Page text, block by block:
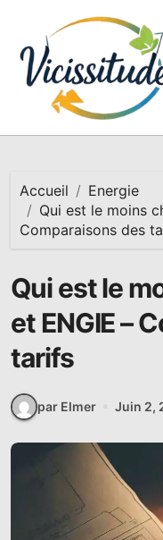
contenu
Accueil
Energie
Qui est le moins
Comparaisons des
Qui est le
et ENGIE –
tarifs
par Elmer Juin 2,